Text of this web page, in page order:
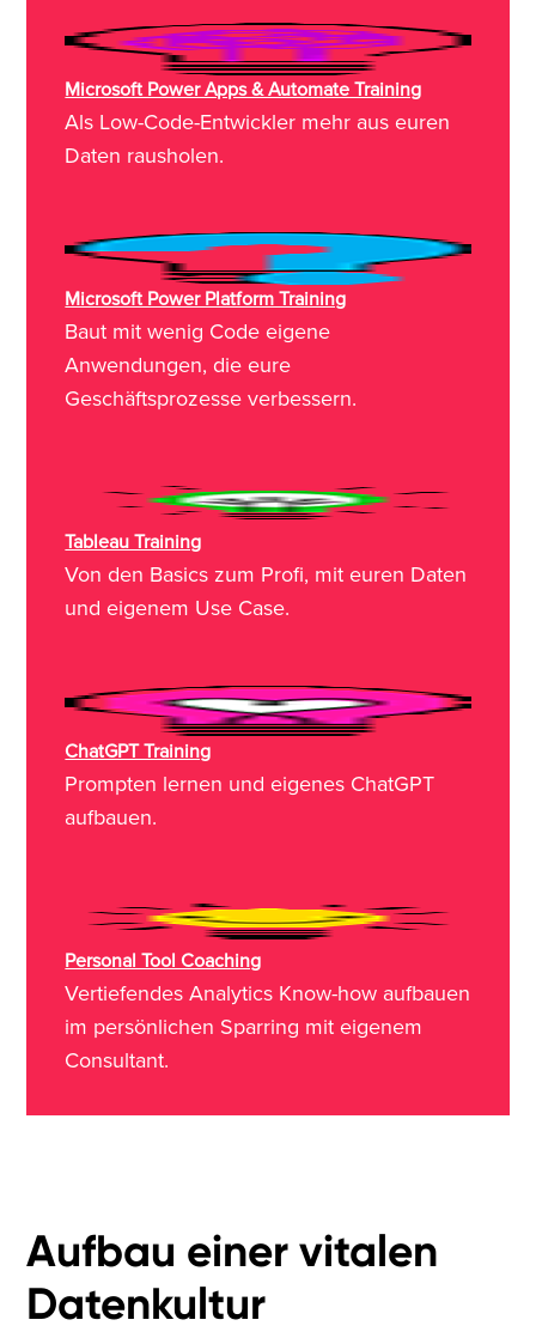
Microsoft Power Apps & Automate Training
Als Low-Code-Entwickler mehr aus euren
Daten rausholen.
Microsoft Power Platform Training
Baut mit wenig Code eigene
Anwendungen, die eure
Geschäftsprozesse verbessern.
Tableau Training
Von den Basics zum Profi, mit euren Daten
und eigenem Use Case.
ChatGPT Training
Prompten lernen und eigenes ChatGPT
aufbauen.
Personal Tool Coaching
Vertiefendes Analytics Know-how aufbauen
im persönlichen Sparring mit eigenem
Consultant.
Aufbau einer vitalen
Datenkultur